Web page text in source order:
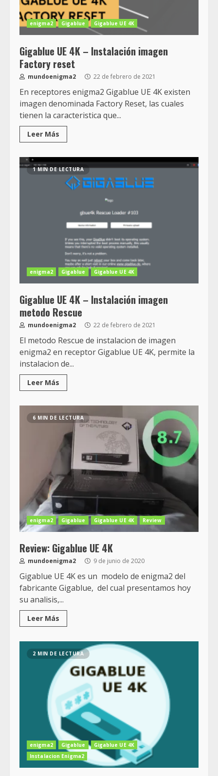
enigma2 Gigablue Gigablue UE 4K
Gigablue UE 4K – Instalación imagen
Factory reset
mundoenigma2 22 de febrero de 2021
En receptores enigma2 Gigablue UE 4K existen
imagen denominada Factory Reset, las cuales
tienen la caracteristica que...
Leer Más
1 MIN DE LECTURA
enigma2 Gigablue Gigablue UE 4K
Gigablue UE 4K – Instalación imagen
metodo Rescue
mundoenigma2 22 de febrero de 2021
El metodo Rescue de instalacion de imagen
enigma2 en receptor Gigablue UE 4K, permite la
instalacion de...
Leer Más
6 MIN DE LECTURA
enigma2 Gigablue Gigablue UE 4K Review
Review: Gigablue UE 4K
mundoenigma2 9 de junio de 2020
Gigablue UE 4K es un modelo de enigma2 del
fabricante Gigablue, del cual presentamos hoy
su analisis,...
Leer Más
2 MIN DE LECTURA
enigma2 Gigablue
Gigablue UE 4K
Instalacion Enigma2